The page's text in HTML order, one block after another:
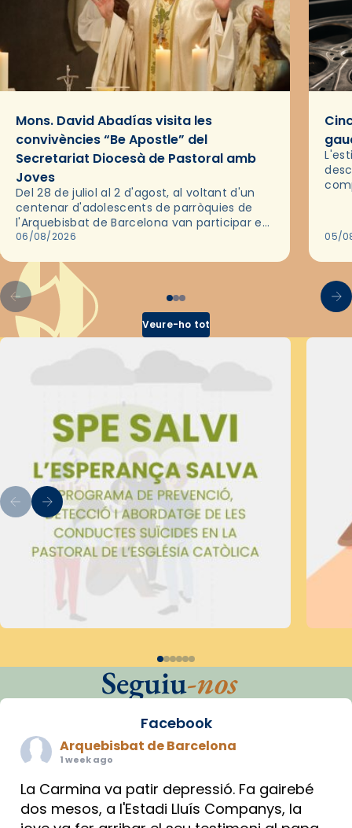
Mons. David Abadías visita les
convivències “Be Apostle” del
Secretariat Diocesà de Pastoral amb
Joves
Del 28 de juliol al 2 d'agost, al voltant d'un
centenar d'adolescents de parròquies de
l'Arquebisbat de Barcelona van participar en
les convivències Be Apostle, organitzades
06/08/2026 05/
Veure-ho tot
Seguiu-nos
Facebook
Arquebisbat de Barcelona
1 week ago
La Carmina va patir depressió. Fa gairebé
dos mesos, a l'Estadi Lluís Companys, la